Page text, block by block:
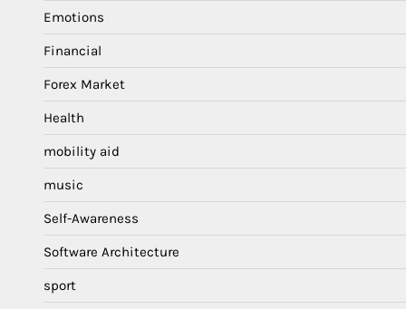
Emotions
Financial
Forex Market
Health
mobility aid
music
Self-Awareness
Software Architecture
sport